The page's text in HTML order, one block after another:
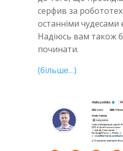
серфив за
останніми чудесами
Надіюсь вам також
починати.
(більше…)